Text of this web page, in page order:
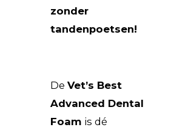
zonder
tandenpoetsen!
De Vet’s Best
Advanced Dental
Foam is dé